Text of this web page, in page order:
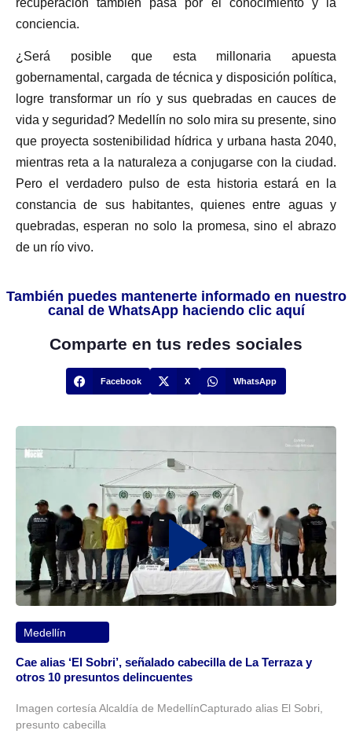
conciencia.
¿Será posible que esta millonaria apuesta
gobernamental, cargada de técnica y disposición política,
logre transformar un río y sus quebradas en cauces de
vida y seguridad? Medellín no solo mira su presente, sino
que proyecta sostenibilidad hídrica y urbana hasta 2040,
mientras reta a la naturaleza a conjugarse con la ciudad.
Pero el verdadero pulso de esta historia estará en la
constancia de sus habitantes, quienes entre aguas y
quebradas, esperan no solo la promesa, sino el abrazo
de un río vivo.
También puedes mantenerte informado en nuestro
canal de WhatsApp haciendo clic aquí
Comparte en tus redes sociales
Facebook X WhatsApp
Medellín
Cae alias ‘El Sobri’, señalado cabecilla de La Terraza y
otros 10 presuntos delincuentes
Imagen cortesía Alcaldía de MedellínCapturado alias El Sobri,
presunto cabecilla